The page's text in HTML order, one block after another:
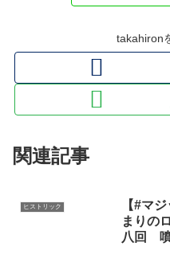
takahiron
関連記事
ヒストリック
【#マ
まりの
八回 噴